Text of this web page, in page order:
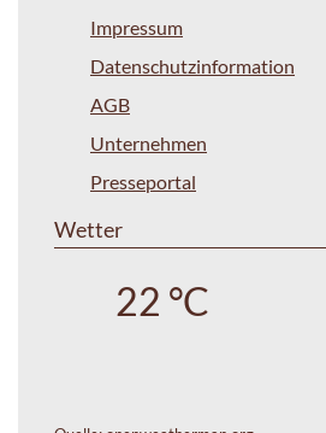
Impressum
Datenschutzinformation
AGB
Unternehmen
Presseportal
Wetter
22 °C